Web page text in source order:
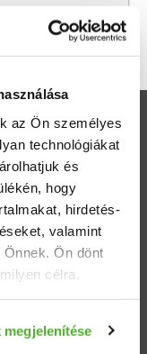
az Ön személyes
technológiákat
és
hogy
hirdetés-
valamint
Ön dönt
célra.
megjelenítése
amit keresel.